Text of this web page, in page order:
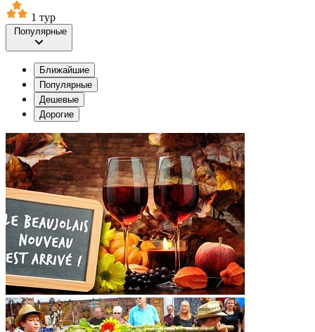
1 тур
Популярные
Ближайшие
Популярные
Дешевые
Дорогие